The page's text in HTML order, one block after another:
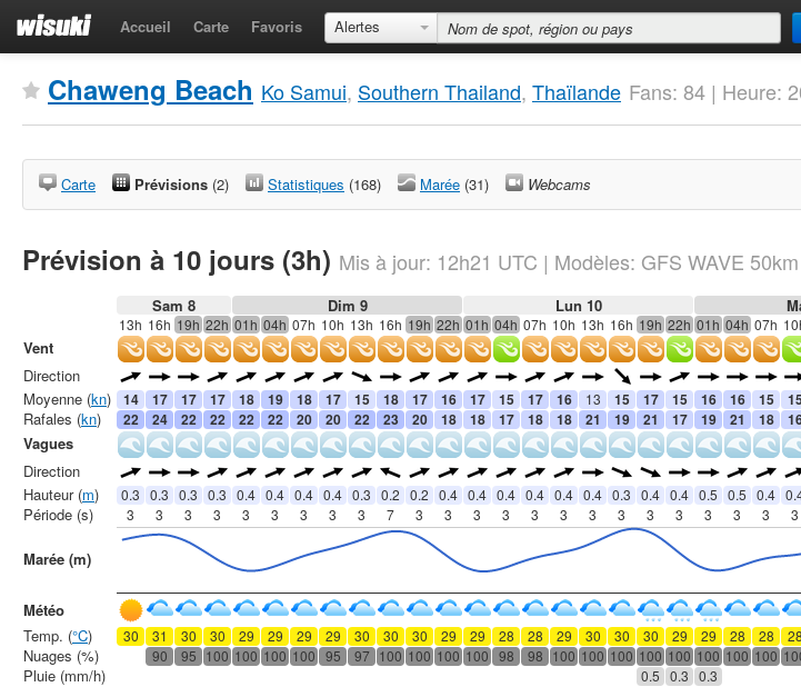
Accueil Carte Favoris Alertes
Chaweng Beach Ko Samui, Southern Thailand, Thaïlande Fans: 84 | Heure:
Carte Prévisions (2) Statistiques (168) Marée (31) Webcams
Prévision à 10 jours (3h) Mis à jour: 12h21 UTC | Modèles: GFS WAVE
Sam 8 Dim 9 Lun 10
13h 16h 19h 22h 01h 04h 07h 10h 13h 16h 19h 22h 01h 04h 07h 10h 13h 16h 19h 22h 01h 04h 07h
14 17 17 17 18 19 18 17 15 18 17 16 17 15 17 16 13 15 17 15 16 16 15
22
24 22 22 22 22 20 20 22 23 20 18 18 17 18 18 21 19 21 17 19 21 18
0.3 0.3 0.3 0.3 0.4 0.4 0.4 0.4 0.3 0.2 0.2 0.4 0.4 0.4 0.4 0.4 0.4 0.3 0.4 0.4 0.5 0.5 0.4
3
3 3 3 3 3 3 3 3 7 3 3 3 3 3 3 3 3 3 3 3 3 3 3
30 31 30 30 29 29 29 29 30 30 30 29 29 28 28 29 30 30 30 29 29 28 28 28
90
95 100 100 100 100 95 97 100 100 100 100 98 98 100 100 100 100 100 100 100 100
0.5 0.3 0.3
Vent
Direction
Moyenne (kn)
Rafales (kn)
Vagues
Direction
Hauteur (m)
Période (s)
Marée (m)
Météo
Temp. (°C)
Nuages (%)
Pluie (mm/h)